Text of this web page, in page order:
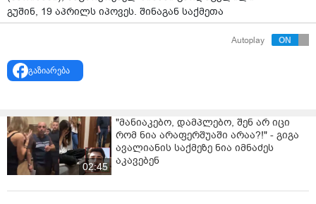
გუშინ, 19 აპრილს იპოვეს. შინაგან საქმეთა
სამინისტროს ცნობით, მომხდარზე გამოძიება
სისხლის სამართლის კოდექსის 115-ე მუხლით
გულისხმობს.
Autoplay
გაზიარება
02:45
"მანიაკებო, დამპლებო, შენ არ იცი
რომ ნია არაფერშუაში არაა?!" - გიგა
ავალიანის საქმეზე ნია იმნაძეს
აკავებენ